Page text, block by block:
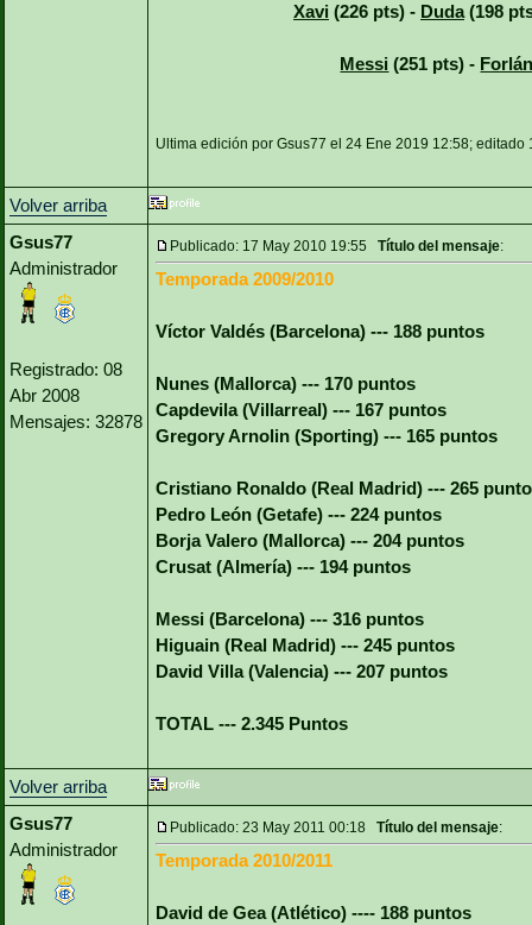
Xavi (226 pts) - Duda(198
Messi (251 pts) -
Ultima edición por Gsus77 el 24 Ene 2019 12:58; editado
Volver arriba
Gsus77
Administrador
Registrado: 08
Abr 2008
Mensajes: 32878
Publicado: 17 May 2010 19:55 Título del mensaje:
Temporada 2009/2010
Víctor Valdés (Barcelona) --- 188 puntos
Nunes (Mallorca) --- 170 puntos
Capdevila (Villarreal) --- 167 puntos
Gregory Arnolin (Sporting) --- 165 puntos
Cristiano Ronaldo (Real Madrid) --- 265
Pedro León (Getafe) --- 224 puntos
Borja Valero (Mallorca) --- 204 puntos
Crusat (Almería) --- 194 puntos
Messi (Barcelona) --- 316 puntos
Higuain (Real Madrid) --- 245 puntos
David Villa (Valencia) --- 207 puntos
TOTAL --- 2.345 Puntos
Volver arriba
Gsus77
Administrador
Publicado: 23 May 2011 00:18 Título del mensaje:
Temporada 2010/2011
David de Gea (Atlético) ---- 188 puntos